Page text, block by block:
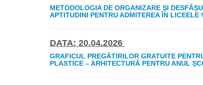
METODOLOGIA DE ORGANIZARE ŞI
APTITUDINI PENTRU ADMITEREA ÎN
DATA: 20.04.2026
GRAFICUL PREGĂTIRILOR GRATUITE
PLASTICE – ARHITECTURĂ PENTRU ANUL